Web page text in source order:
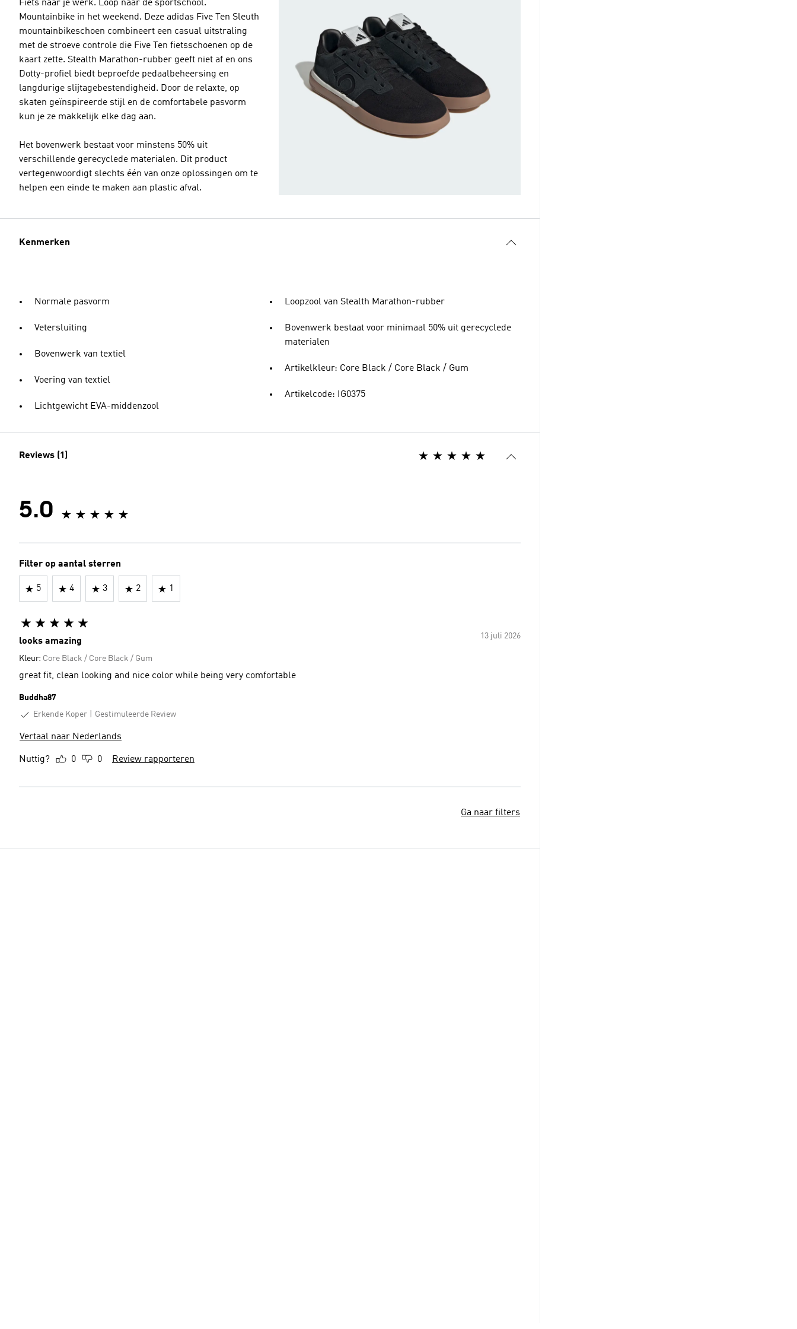
Fiets naar je werk. Loop naar de sportschool.
Mountainbike in het weekend. Deze adidas Five Ten Sleuth
mountainbikeschoen combineert een casual uitstraling
met de stroeve controle die Five Ten fietsschoenen op de
kaart zette. Stealth Marathon-rubber geeft niet af en ons
Dotty-profiel biedt beproefde pedaalbeheersing en
langdurige slijtagebestendigheid. Door de relaxte, op
skaten geïnspireerde stijl en de comfortabele pasvorm
kun je ze makkelijk elke dag aan.
Het bovenwerk bestaat voor minstens 50% uit
verschillende gerecyclede materialen. Dit product
vertegenwoordigt slechts één van onze oplossingen om te
helpen een einde te maken aan plastic afval.
Kenmerken
Normale pasvorm
Vetersluiting
Bovenwerk van textiel
Voering van textiel
Lichtgewicht EVA-middenzool
Loopzool van Stealth Marathon-rubber
Bovenwerk bestaat voor minimaal 50% uit gerecyclede
materialen
Artikelkleur: Core Black / Core Black / Gum
Artikelcode: IG0375
Reviews (1)
5.0
Filter op aantal sterren
5 4 3 2 1
13 juli 2026
looks amazing
Kleur: Core Black / Core Black / Gum
great fit, clean looking and nice color while being very comfortable
Buddha87
Erkende Koper
Gestimuleerde Review
Vertaal naar Nederlands
Nuttig? 0 0 Review rapporteren
Ga naar filters